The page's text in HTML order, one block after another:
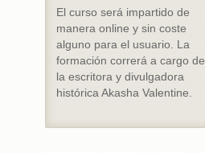
El curso será impartido de
manera online y sin coste
alguno para el usuario. La
formación correrá a cargo de
la escritora y divulgadora
histórica Akasha Valentine.